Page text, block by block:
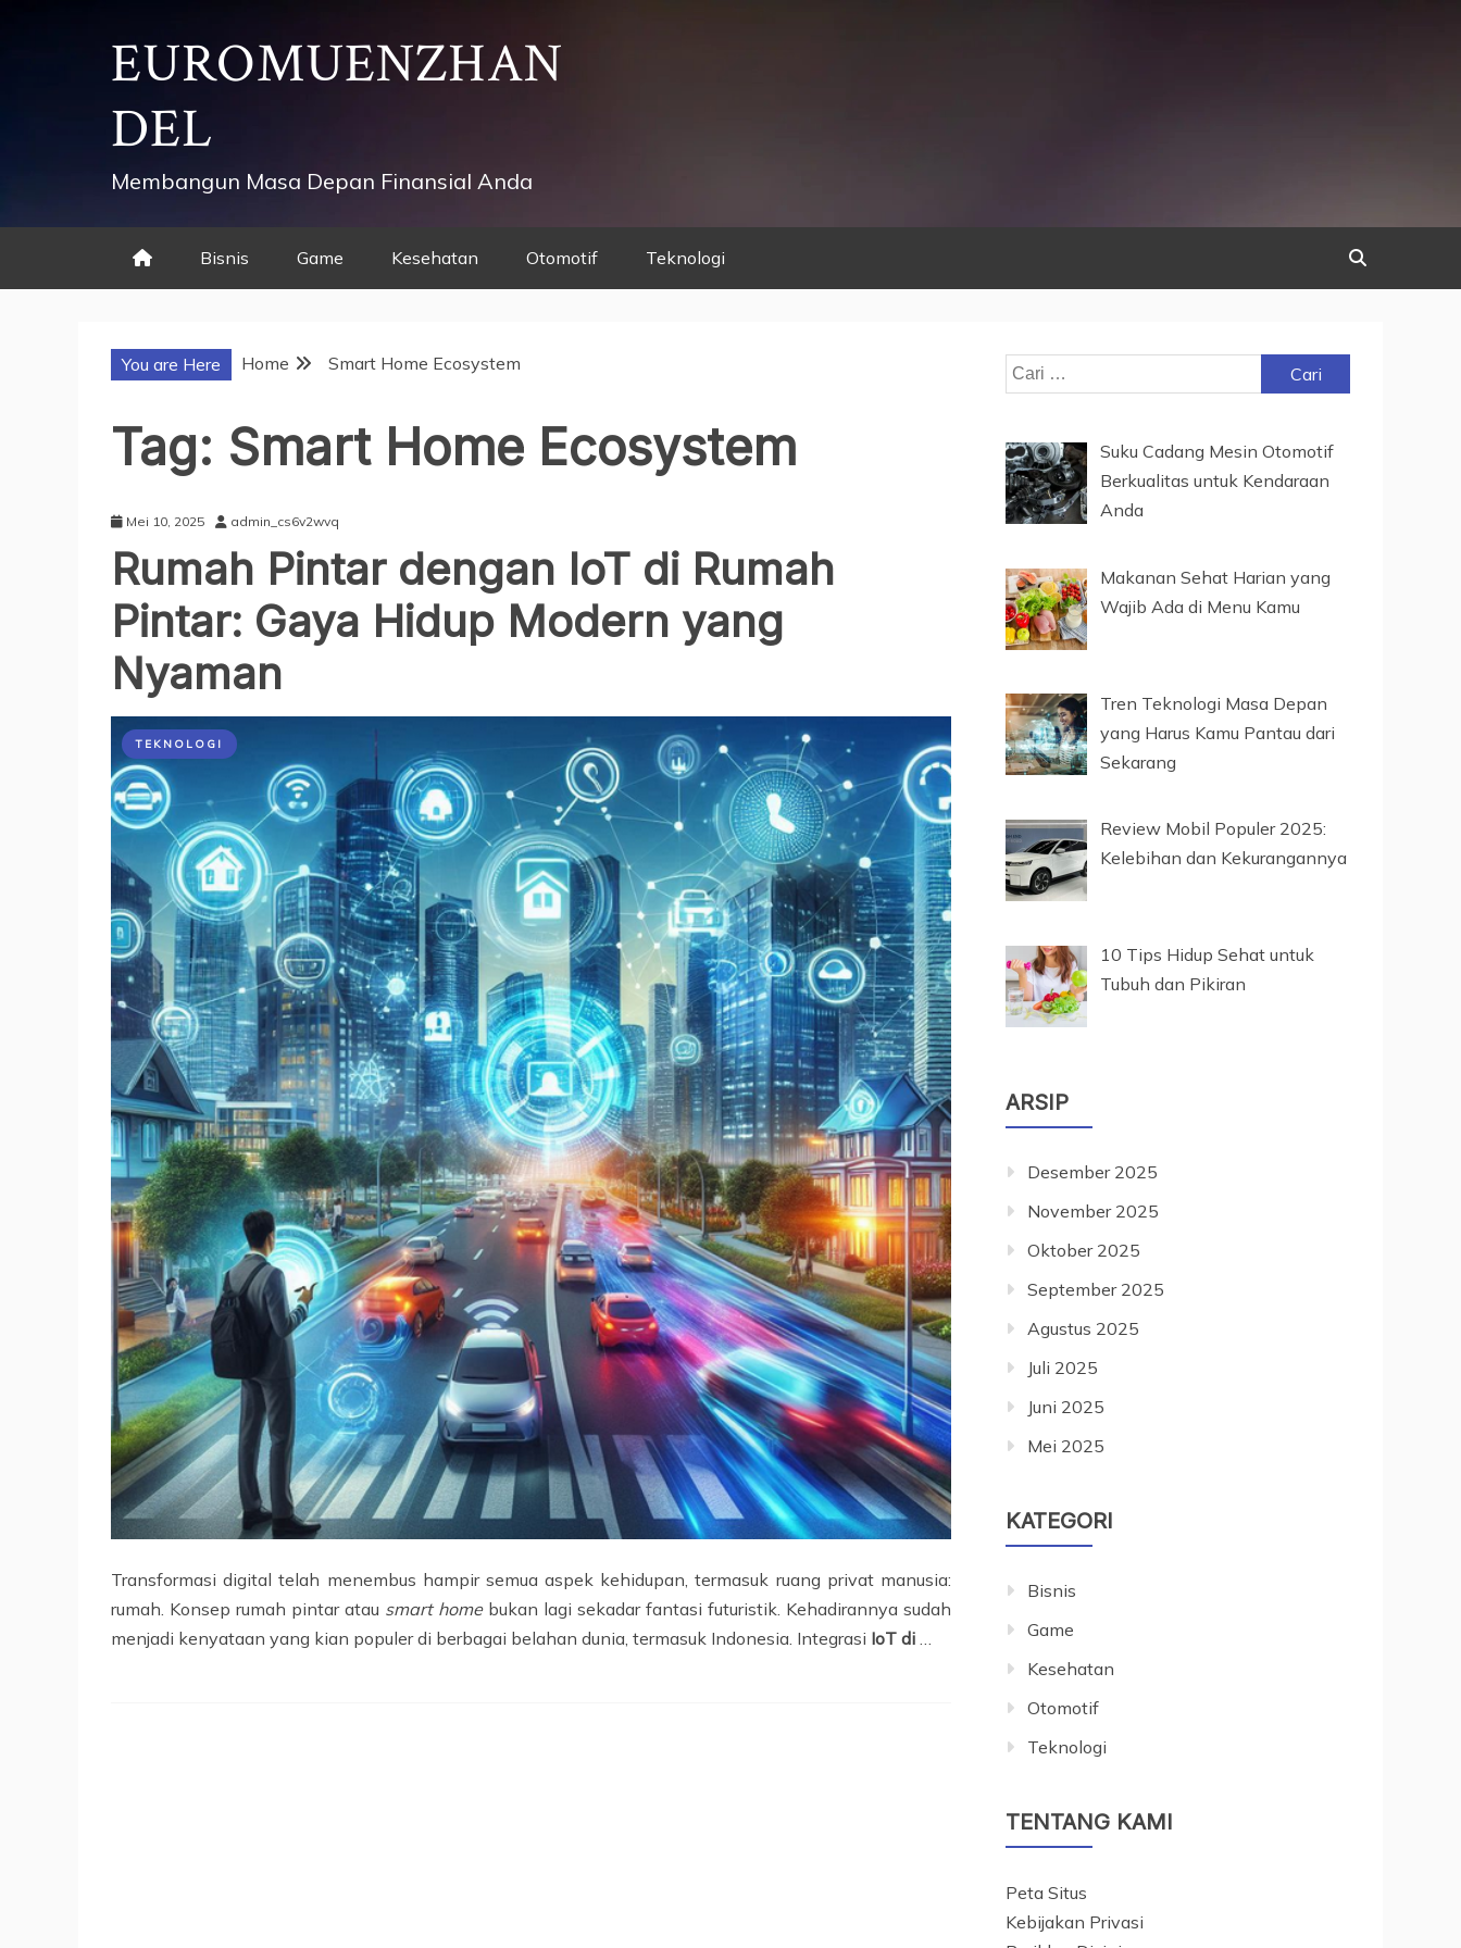
EUROMUENZHAN
DEL
Membangun Masa Depan Finansial Anda
Bisnis Game Kesehatan Otomotif Teknologi
You are Here Home Smart Home Ecosystem
Tag: Smart Home Ecosystem
Mei 10, 2025 admin_cs6v2wvq
Rumah Pintar dengan IoT di Rumah
Pintar: Gaya Hidup Modern yang
Nyaman
TEKNOLOGI
Transformasi digital telah menembus hampir semua aspek kehidupan, termasuk ruang privat manusia:
rumah. Konsep rumah pintar atau smart homebukan lagi sekadar fantasi futuristik. Kehadirannya sudah
menjadi kenyataan yang kian populer di berbagai belahan dunia, termasuk Indonesia. Integrasi IoT di …
Cari
untuk:
Suku Cadang Mesin Otomotif
Berkualitas untuk Kendaraan
Anda
Makanan Sehat Harian yang
Wajib Ada di Menu Kamu
Tren Teknologi Masa Depan
yang Harus Kamu Pantau dari
Sekarang
Review Mobil Populer 2025:
Kelebihan dan Kekurangannya
10 Tips Hidup Sehat untuk
Tubuh dan Pikiran
ARSIP
Desember 2025
November 2025
Oktober 2025
September 2025
Agustus 2025
Juli 2025
Juni 2025
Mei 2025
KATEGORI
Bisnis
Game
Kesehatan
Otomotif
Teknologi
TENTANG KAMI
Peta Situs
Kebijakan Privasi